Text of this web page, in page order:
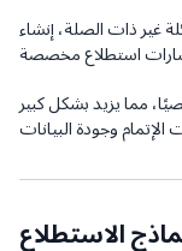
غير ذات الصلة، إنشاء
مما يزيد بشكل كبير
الاستطلاع